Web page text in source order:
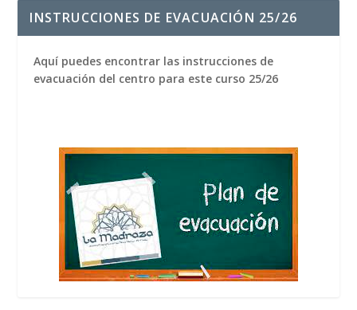
INSTRUCCIONES DE EVACUACIÓN 25/26
Aquí puedes encontrar las instrucciones de
evacuación del centro para este curso 25/26